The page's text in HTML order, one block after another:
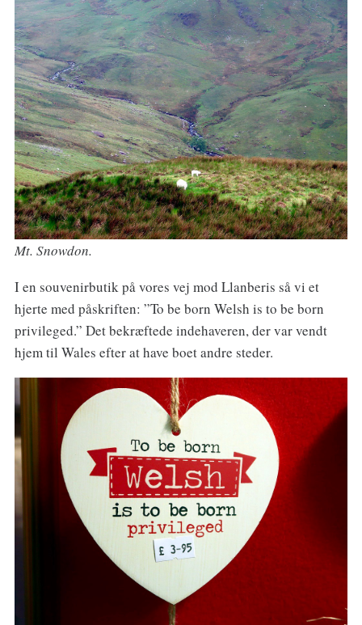
Mt. Snowdon.
I en souvenirbutik på vores vej mod Llanberis så vi et
hjerte med påskriften: ”To be born Welsh is to be born
privileged.” Det bekræftede indehaveren, der var vendt
hjem til Wales efter at have boet andre steder.